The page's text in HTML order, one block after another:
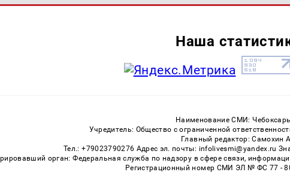
Наша
Наименование СМИ:
Учредитель: Общество с ограниченной
Главный редактор: Самохин
Тел.: +79023790276 Адрес эл. почты: infolivesmi@yandex.ru
орган: Федеральная служба по надзору в сфере связи,
Регистрационный номер СМИ ЭЛ № ФС 77 -